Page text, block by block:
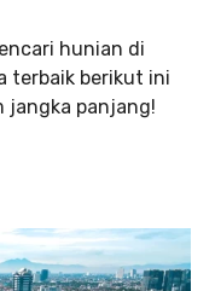
hunian di
terbaik berikut ini
jangka panjang!